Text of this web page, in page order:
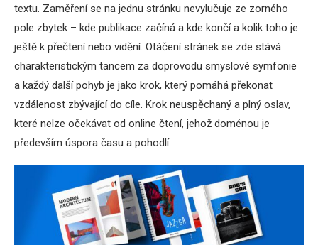
textu. Zaměření se na jednu stránku nevylučuje ze zorného
pole zbytek – kde publikace začíná a kde končí a kolik toho je
ještě k přečtení nebo vidění. Otáčení stránek se zde stává
charakteristickým tancem za doprovodu smyslové symfonie
a každý další pohyb je jako krok, který pomáhá překonat
vzdálenost zbývající do cíle. Krok neuspěchaný a plný oslav,
které nelze očekávat od online čtení, jehož doménou je
především úspora času a pohodlí.